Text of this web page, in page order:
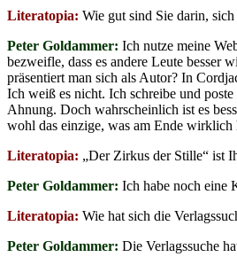
Literatopia: Wie gut sind Sie darin,
Peter Goldammer: Ich nutze meine
bezweifle, dass es andere Leute besser
präsentiert man sich als Autor? In
Ich weiß es nicht. Ich schreibe und
Ahnung. Doch wahrscheinlich ist es
wohl das einzige, was am Ende wirklich
Literatopia: „Der Zirkus der Stille“ ist
Peter Goldammer: Ich habe noch eine
Literatopia: Wie hat sich die
Peter Goldammer: Die Verlagssuche